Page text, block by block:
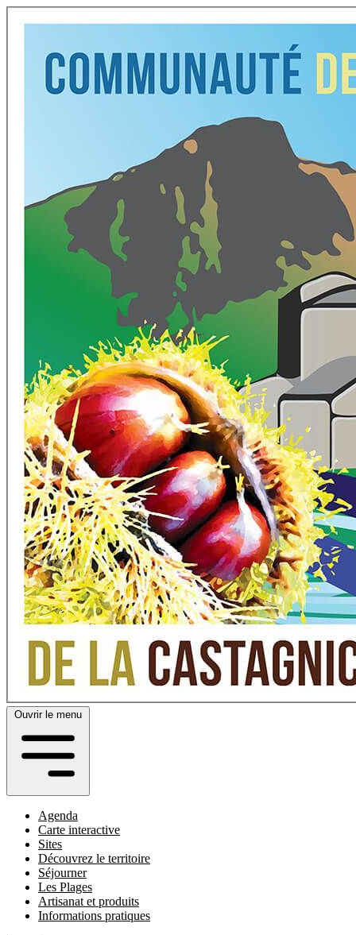
Ouvrir le menu
Agenda
Carte interactive
Sites
Découvrez le territoire
Séjourner
Les Plages
Artisanat et produits
Informations pratiques